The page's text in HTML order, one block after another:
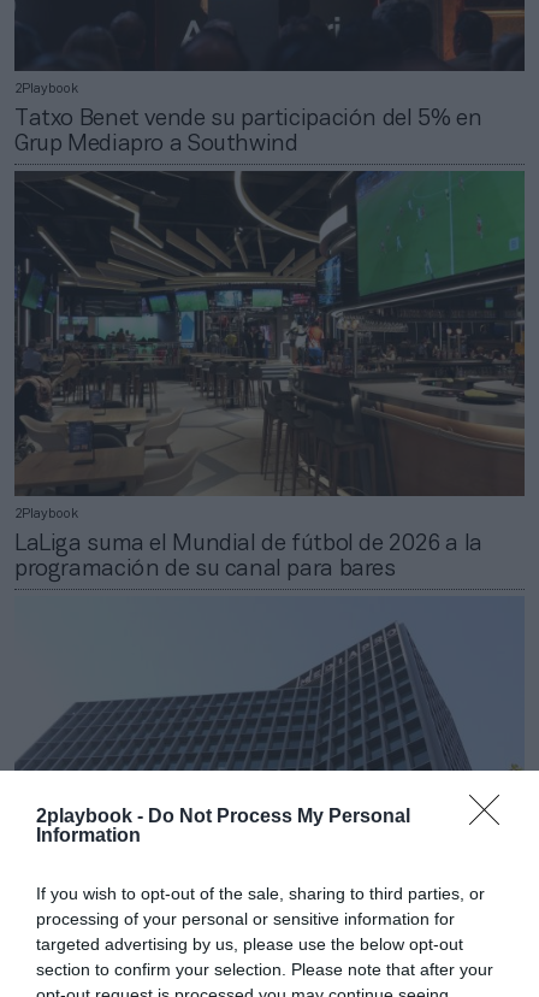
2playbook - Do Not Process My Personal
Information
If you wish to opt-out of the sale, sharing to third parties, or
processing of your personal or sensitive information for
targeted advertising by us, please use the below opt-out
section to confirm your selection. Please note that after your
2Playbook
Tatxo Benet vende su participación del 5% en
Grup Mediapro a Southwind
2Playbook
LaLiga suma el Mundial de fútbol de 2026 a la
programación de su canal para bares
2Playbook
Grup Mediapro acuerda el despido de 189